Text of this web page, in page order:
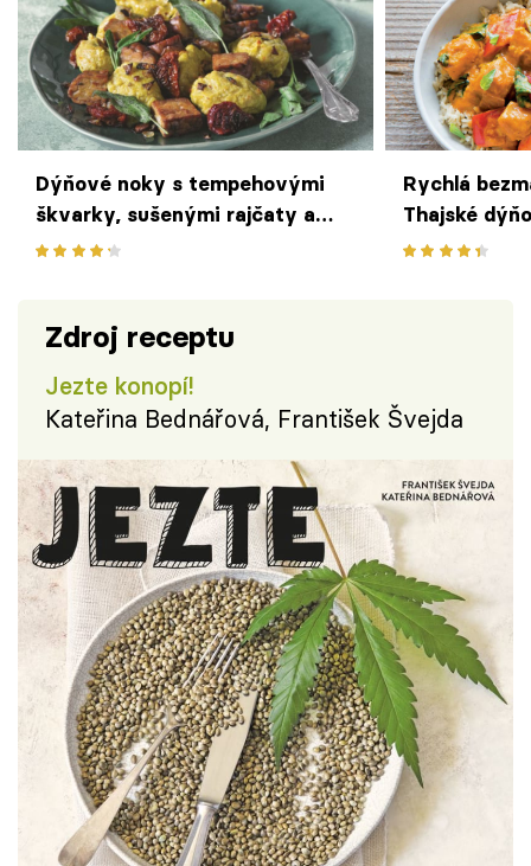
Dýňové noky s tempehovými
škvarky, sušenými rajčaty a
šalvějí
Rychlá
Thajské
Zdroj receptu
Jezte konopí!
Kateřina Bednářová, František Švejda